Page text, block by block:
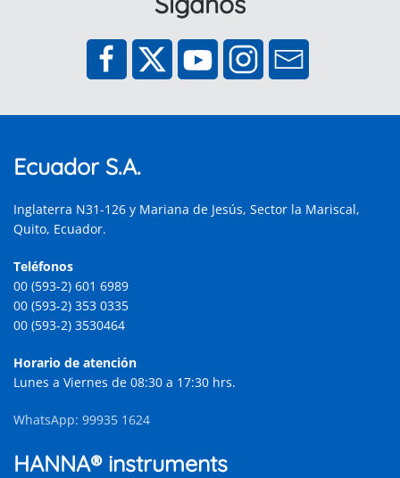
Ecuador S.A.
Inglaterra N31-126 y Mariana de Jesús, Sector la Mariscal,
Quito, Ecuador.
Teléfonos
00 (593-2) 601 6989
00 (593-2) 353 0335
00 (593-2) 3530464
Horario de atención
Lunes a Viernes de 08:30 a 17:30 hrs.
WhatsApp: 99935 1624
HANNA® instruments